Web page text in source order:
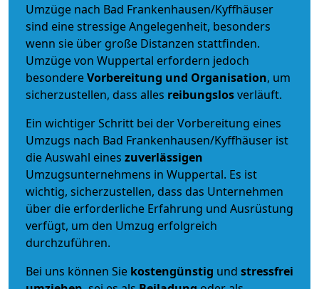
Umzüge nach Bad Frankenhausen/Kyffhäuser
sind eine stressige Angelegenheit, besonders
wenn sie über große Distanzen stattfinden.
Umzüge von Wuppertal erfordern jedoch
besondereVorbereitung und Organisation, um
sicherzustellen, dass alles reibungslosverläuft.
Ein wichtiger Schritt bei der Vorbereitung eines
Umzugs nach Bad Frankenhausen/Kyffhäuser ist
die Auswahl eines zuverlässigen
Umzugsunternehmens in Wuppertal. Es ist
wichtig, sicherzustellen, dass das Unternehmen
über die erforderliche Erfahrung und Ausrüstung
verfügt, um den Umzug erfolgreich
durchzuführen.
Bei uns können Sie kostengünstig und stressfrei